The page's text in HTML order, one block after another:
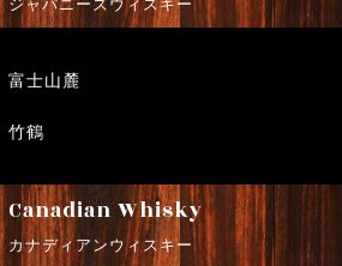
ジャパニーズウィスキー
富士山麓
竹鶴
Canadian Whisky
カナディアンウィスキー